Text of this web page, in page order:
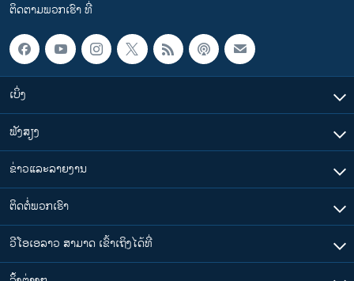
ຕິດຕາມພວກເຮົາ ທີ່
ເບິ່ງ
ຟັງສຽງ
ຂ່າວແລະລາຍງານ
ຕິດຕໍ່ພວກເຮົາ
ວີໂອເອລາວ ສາມາດ ເຂົ້າເຖິງໄດ້ທີ່